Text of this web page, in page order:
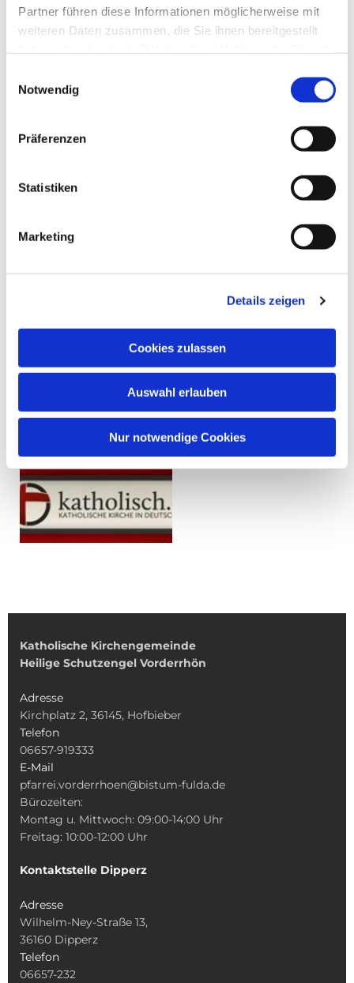
Partner führen diese Informationen möglicherweise mit
weiteren Daten zusammen, die Sie ihnen bereitgestellt
Notwendig
Präferenzen
Statistiken
Marketing
Details zeigen
Cookies zulassen
Auswahl erlauben
Nur notwendige Cookies
Katholische Kirchengemeinde
Heilige Schutzengel Vorderrhön
Adresse
Kirchplatz 2, 36145, Hofbieber
Telefon
06657-919333
E-Mail
pfarrei.vorderrhoen@bistum-fulda.de
Bürozeiten:
Montag u. Mittwoch: 09:00-14:00 Uhr
Freitag: 10:00-12:00 Uhr
Kontaktstelle Dipperz
Adresse
Wilhelm-Ney-Straße 13,
36160 Dipperz
Telefon
06657-232